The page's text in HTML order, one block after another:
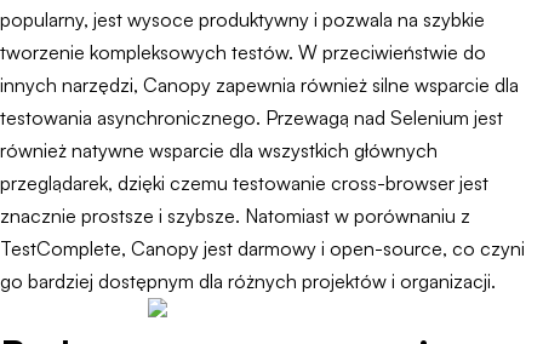
popularny, jest wysoce produktywny i pozwala na szybkie
tworzenie kompleksowych testów. W przeciwieństwie do
innych narzędzi, Canopy zapewnia również silne wsparcie dla
testowania asynchronicznego. Przewagą nad Selenium jest
również natywne wsparcie dla wszystkich głównych
przeglądarek, dzięki czemu testowanie cross-browser jest
znacznie prostsze i szybsze. Natomiast w porównaniu z
TestComplete, Canopy jest darmowy i open-source, co czyni
go bardziej dostępnym dla różnych projektów i organizacji.